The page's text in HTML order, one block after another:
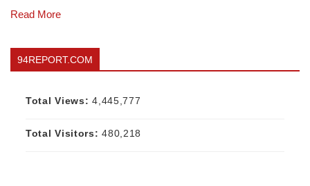
Read More
94REPORT.COM
Total Views:4,445,777
Total Visitors:480,218